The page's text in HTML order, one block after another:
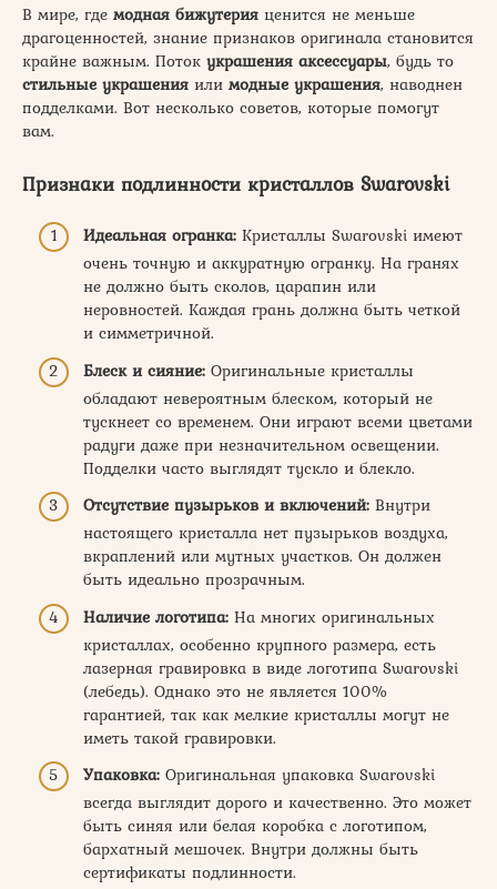
В мире, где модная бижутерия ценится не меньше
драгоценностей, знание признаков оригинала становится
крайне важным. Поток украшения аксессуары, будь то
стильные украшения или модные украшения, наводнен
подделками. Вот несколько советов, которые помогут
вам.
Признаки подлинности кристаллов Swarovski
Идеальная огранка: Кристаллы Swarovski имеют
очень точную и аккуратную огранку. На гранях
не должно быть сколов, царапин или
неровностей. Каждая грань должна быть четкой
и симметричной.
Блеск и сияние: Оригинальные кристаллы
обладают невероятным блеском, который не
тускнеет со временем. Они играют всеми цветами
радуги даже при незначительном освещении.
Подделки часто выглядят тускло и блекло.
Отсутствие пузырьков и включений: Внутри
настоящего кристалла нет пузырьков воздуха,
вкраплений или мутных участков. Он должен
быть идеально прозрачным.
Наличие логотипа: На многих оригинальных
кристаллах, особенно крупного размера, есть
лазерная гравировка в виде логотипа Swarovski
(лебедь). Однако это не является 100%
гарантией, так как мелкие кристаллы могут не
иметь такой гравировки.
Упаковка: Оригинальная упаковка Swarovski
всегда выглядит дорого и качественно. Это может
быть синяя или белая коробка с логотипом,
бархатный мешочек. Внутри должны быть
сертификаты подлинности.